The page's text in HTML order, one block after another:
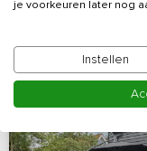
je voorkeuren later nog
Instellen